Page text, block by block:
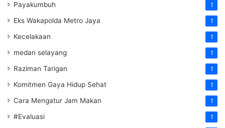
Payakumbuh 1
Eks Wakapolda Metro Jaya 1
Kecelakaan 1
medan selayang 1
Raziman Tarigan 1
Komitmen Gaya Hidup Sehat 1
Cara Mengatur Jam Makan 1
#Evaluasi 1